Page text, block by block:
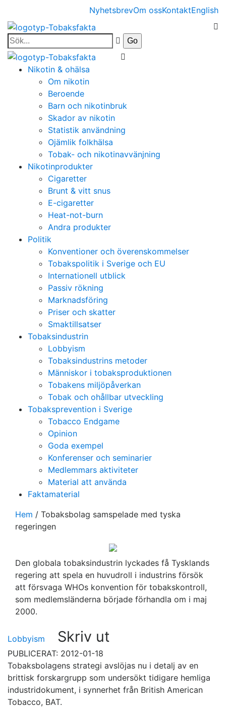
NyhetsbrevOm ossKontaktEnglish
Nikotin & ohälsa
Om nikotin
Beroende
Barn och nikotinbruk
Skador av nikotin
Statistik användning
Ojämlik folkhälsa
Tobak- och nikotinavvänjning
Nikotinprodukter
Cigaretter
Brunt & vitt snus
E-cigaretter
Heat-not-burn
Andra produkter
Politik
Konventioner och överenskommelser
Tobakspolitik i Sverige och EU
Internationell utblick
Passiv rökning
Marknadsföring
Priser och skatter
Smaktillsatser
Tobaksindustrin
Lobbyism
Tobaksindustrins metoder
Människor i tobaksproduktionen
Tobakens miljöpåverkan
Tobak och ohållbar utveckling
Tobaksprevention i Sverige
Tobacco Endgame
Opinion
Goda exempel
Konferenser och seminarier
Medlemmars aktiviteter
Material att använda
Faktamaterial
Hem / Tobaksbolag samspelade med tyska
regeringen
Den globala tobaksindustrin lyckades få Tysklands
regering att spela en huvudroll i industrins försök
att försvaga WHOs konvention för tobakskontroll,
som medlemsländerna började förhandla om i maj
2000.
Lobbyism Skriv ut
PUBLICERAT: 2012-01-18
Tobaksbolagens strategi avslöjas nu i detalj av en
brittisk forskargrupp som undersökt tidigare hemliga
industridokument, i synnerhet från British American
Tobacco, BAT.